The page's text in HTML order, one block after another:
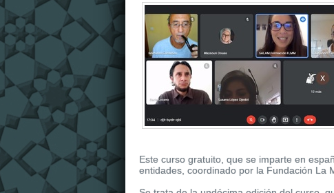
Este curso gratuito, que se imparte en
entidades, coordinado por la Fundación La